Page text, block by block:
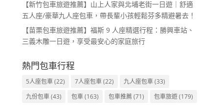
【新竹包車旅遊推薦】山上人家與北埔老街一日遊｜舒適
五人座/豪華九人座包車，帶長輩小孩輕鬆芬多精避暑去！
【苗栗包車旅遊推薦】福斯 9 人座精選行程：勝興車站、
三義木雕一日遊，享受最安心的家庭旅行
熱門包車行程
5人座包車(22) 7人座包車(22) 九人座包車(33)
九份包車(43) 包車(163) 包車推薦(71) 包車旅遊(179)